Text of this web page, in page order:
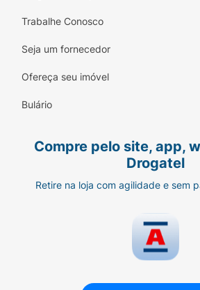
Trabalhe Conosco
Seja um fornecedor
Ofereça seu imóvel
Bulário
Compre pelo site, app,
Drogatel
Retire na loja com agilidade e sem